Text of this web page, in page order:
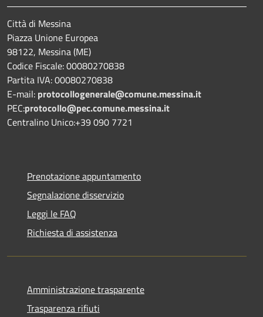
Città di Messina
Piazza Unione Europea
98122, Messina (ME)
Codice Fiscale: 00080270838
Partita IVA: 00080270838
E-mail: protocollogenerale@comune.messina.it
PEC:protocollo@pec.comune.messina.it
Centralino Unico:+39 090 7721
Prenotazione appuntamento
Segnalazione disservizio
Leggi le FAQ
Richiesta di assistenza
Amministrazione trasparente
Trasparenza rifiuti